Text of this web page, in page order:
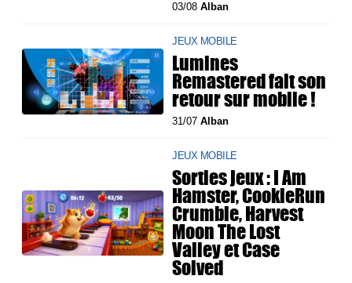
03/08Alban
JEUX MOBILE
Lumines
Remastered fait son
retour sur mobile !
31/07Alban
JEUX MOBILE
Sorties jeux : I Am
Hamster, CookieRun
Crumble, Harvest
Moon The Lost
Valley et Case
Solved